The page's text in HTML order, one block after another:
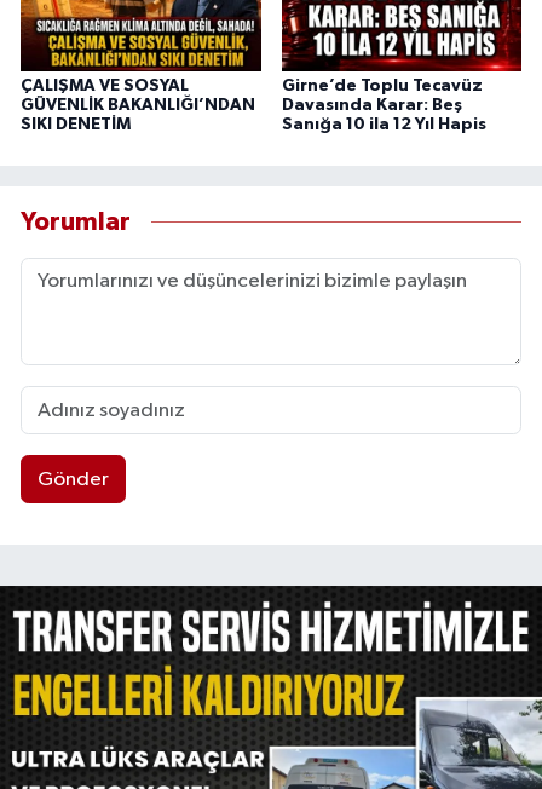
ÇALIŞMA VE SOSYAL
GÜVENLİK BAKANLIĞI’NDAN
SIKI DENETİM
Girne’de Toplu Tecavüz
Davasında Karar: Beş
Sanığa 10 ila 12 Yıl Hapis
Yorumlar
Gönder